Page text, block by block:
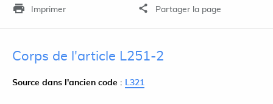
Imprimer Partager la page
Corps de l'article L251-2
Source dans l'ancien code : L321